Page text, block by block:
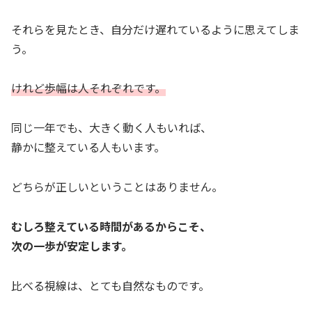
それらを見たとき、自分だけ遅れているように思えてしま
う。
けれど歩幅は人それぞれです。
同じ一年でも、大きく動く人もいれば、
静かに整えている人もいます。
どちらが正しいということはありません。
むしろ整えている時間があるからこそ、
次の一歩が安定します。
比べる視線は、とても自然なものです。